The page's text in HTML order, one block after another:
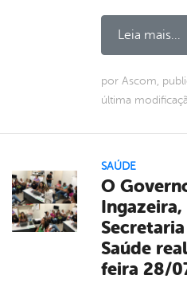
Leia mais...
por Ascom,
última
SAÚDE
O
Saúde
feira 28/